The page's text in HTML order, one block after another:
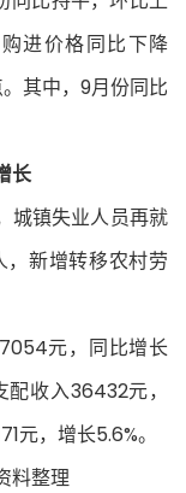
进价格同比下降
其中，9月份同比
长
城镇失业人员再就
，新增转移农村劳
元，同比增长
收入36432元，
元，增长5.6%。
料整理